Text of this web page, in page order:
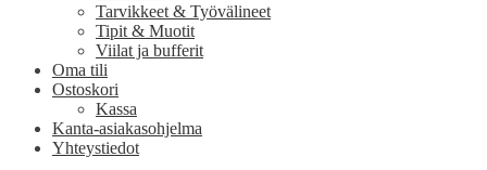
Tarvikkeet & Työvälineet
Tipit & Muotit
Viilat ja bufferit
Oma tili
Ostoskori
Kassa
Kanta-asiakasohjelma
Yhteystiedot